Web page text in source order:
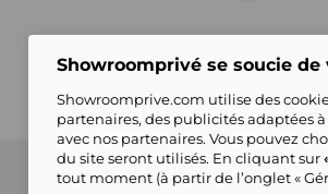
CGV Politique de
Showroomprivé se soucie
Showroomprive.com utilise des
partenaires, des publicités adaptées
avec nos partenaires. Vous pouvez
du site seront utilisés. En cliquant sur
tout moment (à partir de l’onglet «